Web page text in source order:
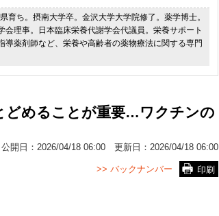
育ち。摂南大学卒。金沢大学大学院修了。薬学博士。
会理事。日本臨床栄養代謝学会代議員。栄養サポート
導薬剤師など、栄養や高齢者の薬物療法に関する専門
どめることが重要…ワクチンの
公開日： 2026/04/18 06:00 更新日： 2026/04/18 06:00
印刷
>> バックナンバー